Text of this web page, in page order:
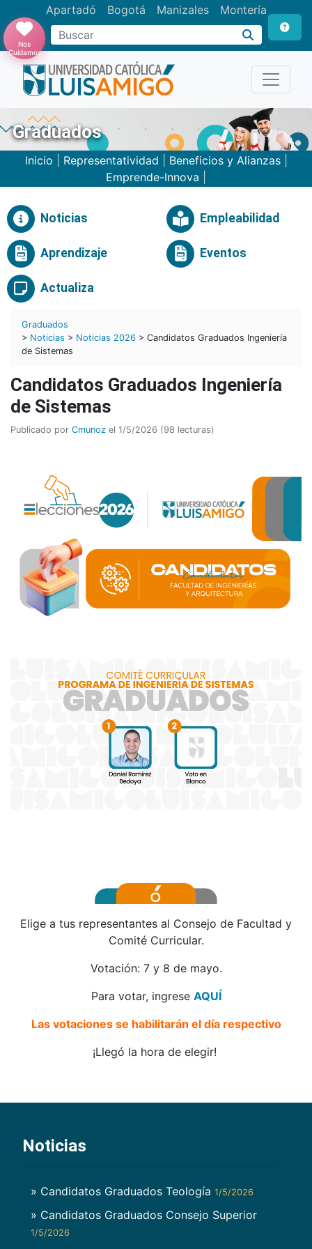
Apartadó Bogotá Manizales Montería
Buscar
Nos
Cuidamos
Graduados
Inicio Representatividad Beneficios y Alianzas|
Emprende-Innova
Noticias Empleabilidad
Aprendizaje Eventos
Actualiza
Graduados
> Noticias > Noticias 2026 > Candidatos Graduados Ingeniería
de Sistemas
Candidatos Graduados Ingeniería
de Sistemas
Publicado por Cmunoz el 1/5/2026 (98 lecturas)
Elige a tus representantes al Consejo de Facultad y
Comité Curricular.
Votación: 7 y 8 de mayo.
Para votar, ingrese AQUÍ
Las votaciones se habilitarán el día respectivo
¡Llegó la hora de elegir!
Noticias
» Candidatos Graduados Teología 1/5/2026
» Candidatos Graduados Consejo Superior
1/5/2026